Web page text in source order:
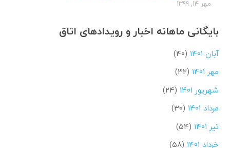
مهر ۱۴, ۱۳۹۹
بایگانی ماهانه اخبار و رویدادهای اتاق
آبان ۱۴۰۱
(۴۰)
مهر ۱۴۰۱
(۳۲)
شهریور ۱۴۰۱
(۲۴)
مرداد ۱۴۰۱
(۳۰)
تیر ۱۴۰۱
(۵۴)
خرداد ۱۴۰۱
(۵۸)